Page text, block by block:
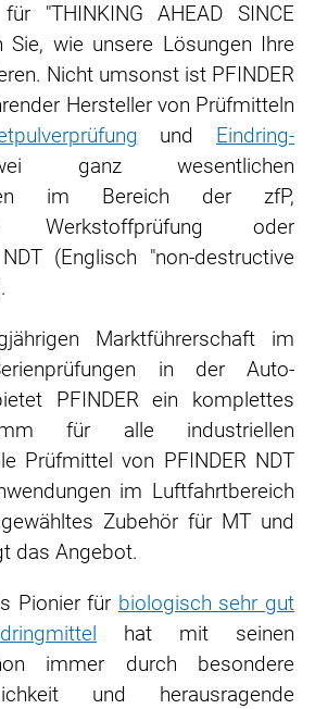
"THINKING AHEAD SINCE
Sie, wie unsere Lösungen Ihre
Nicht umsonst ist PFINDER
Hersteller von Prüfmitteln
und Eindring­
ganz wesentlichen
im Bereich der zfP,
Werkstoffprüfung oder
(Englisch "non-destructive
Marktführerschaft im
in der Auto­
PFINDER ein komplettes
für alle industriellen
Prüfmittel von PFINDER NDT
im Luftfahrtbereich
Zubehör für MT und
das Angebot.
Pionier für biologisch sehr gut
hat mit seinen
immer durch besondere
und herausragende